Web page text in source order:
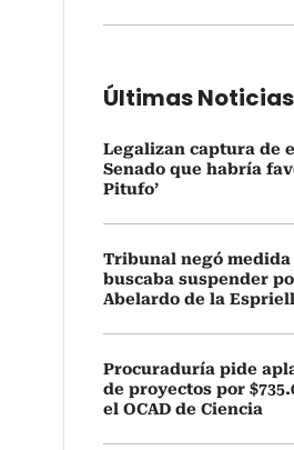
Últimas Noticias
Legalizan captura de
Senado que habría
Pitufo’
Tribunal negó
buscaba suspender
Abelardo de la
Procuraduría pide
de proyectos por
el OCAD de Ciencia